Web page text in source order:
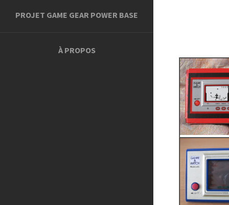
PROJET GAME GEAR POWER BASE
À PROPOS